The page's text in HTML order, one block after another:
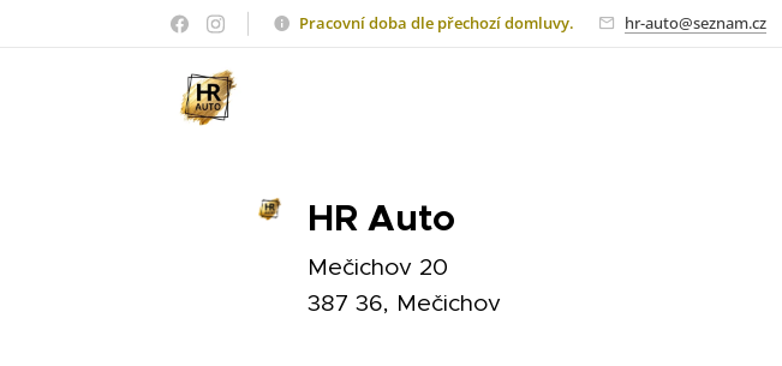
Pracovní doba dle přechozí domluvy. hr-auto@seznam.cz
HR Auto
Mečichov 20
387 36, Mečichov